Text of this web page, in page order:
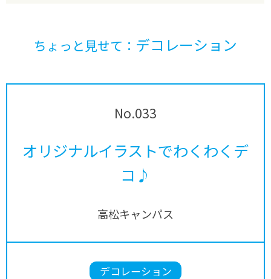
ちょっと見せて： デコレーション
No.033
オリジナルイラストでわくわくデ
コ♪
高松キャンパス
デコレーション